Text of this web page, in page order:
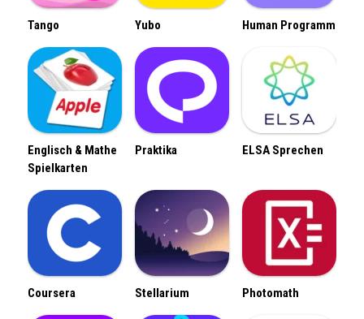
Tango Yubo Human Programm
Englisch & Mathe
Spielkarten
Praktika ELSA Sprechen
Coursera Stellarium Photomath